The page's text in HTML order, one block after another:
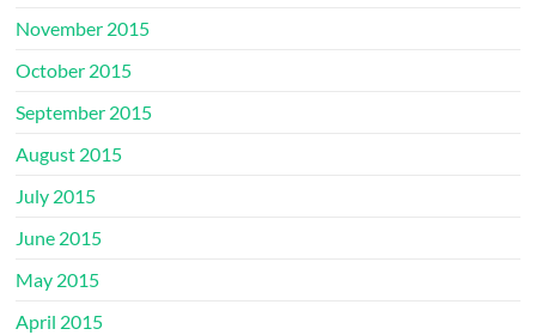
November 2015
October 2015
September 2015
August 2015
July 2015
June 2015
May 2015
April 2015